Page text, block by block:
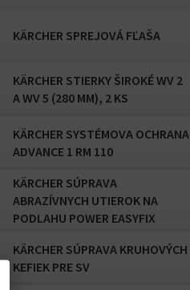
KÄRCHER SPREJOVÁ FĽAŠA
KÄRCHER STIERKY ŠIROKÉ WV 2
A WV 5 (280 MM), 2 KS
KÄRCHER SYSTÉMOVA OCHRANA
ADVANCE 1 RM 110
KÄRCHER SÚPRAVA
ABRAZÍVNYCH UTIEROK NA
PODLAHU POWER EASYFIX
KÄRCHER SÚPRAVA KRUHOVÝCH
KEFIEK PRE SV